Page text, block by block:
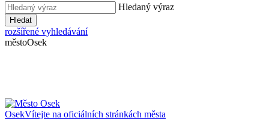
Hledaný výraz
Hledat
rozšířené vyhledávání
městoOsek
OsekVítejte na oficiálních stránkách města